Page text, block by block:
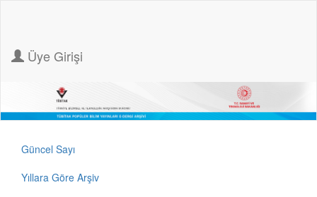
Üye Girişi
Güncel Sayı
Yıllara Göre Arşiv